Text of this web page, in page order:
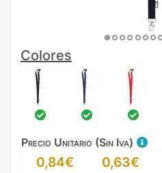
Colores
Precio Unitario (Sin Iva)
0,84€ 0,63€